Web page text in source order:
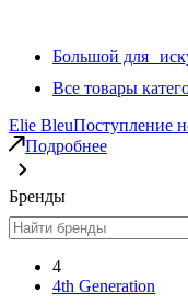
Большой для
Все товары
Elie BleuПоступление
Подробнее
Бренды
4
4th Generation